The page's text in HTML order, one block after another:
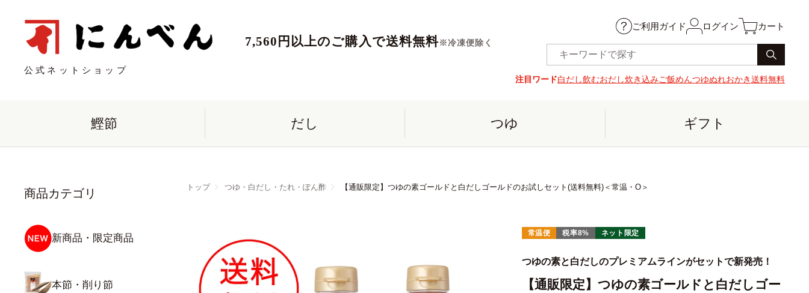
7,560円以上のご購入で送料無料※冷凍便除く
公式ネットショップ
ご利用ガイド ログイン カート
注目ワード白だし飲むおだし炊き込みご飯めんつゆぬれおかき送料無料
鰹節 だし つゆ ギフト
商品カテゴリ
新商品・限定商品
本節・削り節
トップ つゆ・白だし・たれ・ぽん酢 【通販限定】つゆの素ゴールドと白だしゴールドのお試しセット(送料無料)＜常温・O＞
常温便 税率8% ネット限定
つゆの素と白だしのプレミアムラインがセットで新発売！
【通販限定】つゆの素ゴールドと白だしゴー